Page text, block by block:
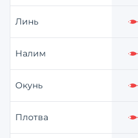
Линь
Налим
Окунь
Плотва